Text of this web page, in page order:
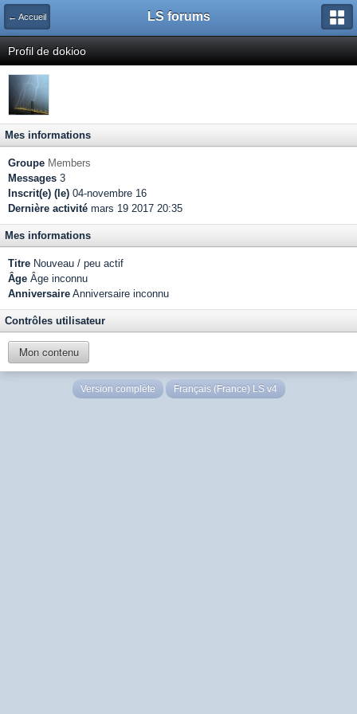
← Accueil LS forums
Profil de dokioo
Mes informations
Groupe Members
Messages 3
Inscrit(e) (le) 04-novembre 16
Dernière activité mars 19 2017 20:35
Mes informations
Titre Nouveau / peu actif
Âge Âge inconnu
Anniversaire Anniversaire inconnu
Contrôles utilisateur
Mon contenu
Version complète Français (France) LS v4